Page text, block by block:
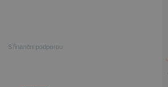
S finanční podporou